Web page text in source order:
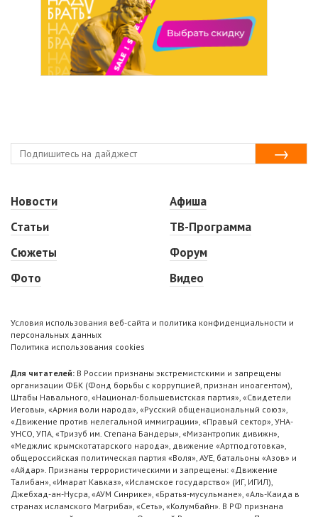
Новости
Статьи
Сюжеты
Фото
Афиша
ТВ-Программа
Форум
Видео
Условия использования веб-сайта и политика конфиденциальности и
персональных данных
Политика использования cookies
Для читателей: В России признаны экстремистскими и запрещены
организации ФБК (Фонд борьбы с коррупцией, признан иноагентом),
Штабы Навального, «Национал-большевистская партия», «Свидетели
Иеговы», «Армия воли народа», «Русский общенациональный союз»,
«Движение против нелегальной иммиграции», «Правый сектор», УНА-
УНСО, УПА, «Тризуб им. Степана Бандеры», «Мизантропик дивижн»,
«Меджлис крымскотатарского народа», движение «Артподготовка»,
общероссийская политическая партия «Воля», АУЕ, батальоны «Азов» и
«Айдар». Признаны террористическими и запрещены: «Движение
Талибан», «Имарат Кавказ», «Исламское государство» (ИГ, ИГИЛ),
Джебхад-ан-Нусра, «АУМ Синрике», «Братья-мусульмане», «Аль-Каида в
странах исламского Магриба», «Сеть», «Колумбайн». В РФ признана